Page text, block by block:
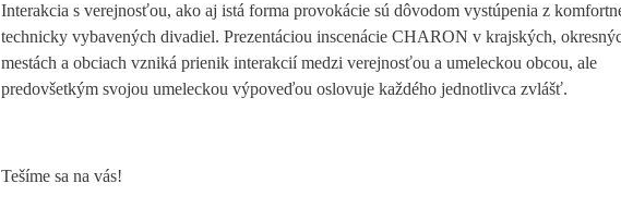
Interakcia s verejnosťou, ako aj istá forma provokácie sú dôvodom vystúpenia z
technicky vybavených divadiel. Prezentáciou inscenácie CHARON v krajských,
mestách a obciach vzniká prienik interakcií medzi verejnosťou a umeleckou obcou, ale
predovšetkým svojou umeleckou výpoveďou oslovuje každého jednotlivca zvlášť.
Tešíme sa na vás!